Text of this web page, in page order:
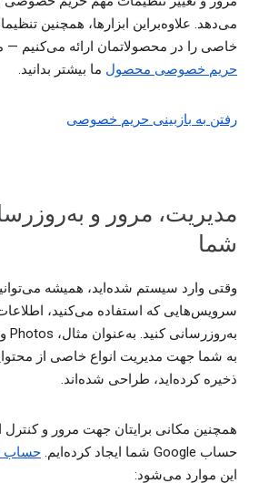
می‌دهد. علاوه‌براین ابزارها، همچنین
خاصی را در محصولاتمان ارائه می‌کنیم —
حریم خصوصی محصول ما بیشتر بدانید.
رفتن به بازبینی حریم خصوصی
مدیریت، مرور و
شما
وقتی وارد سیستم شده‌اید، همیشه می‌توانید
سرویس‌هایی که استفاده می‌کنید،
ذخیره کرده‌اید، طراحی شده‌اند.
همچنین مکانی برایتان جهت مرور و
حساب Google شما ایجاد کرده‌ایم.
حساب Google
این موارد می‌شود: